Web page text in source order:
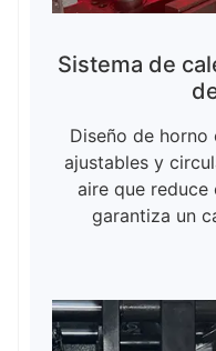
Sistema de
Diseño de
ajustables y
aire que reduce
garantiza un